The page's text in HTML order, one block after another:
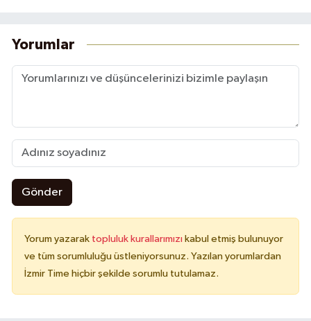
Yorumlar
Gönder
Yorum yazarak topluluk kurallarımızı kabul etmiş bulunuyor
ve tüm sorumluluğu üstleniyorsunuz. Yazılan yorumlardan
İzmir Time hiçbir şekilde sorumlu tutulamaz.